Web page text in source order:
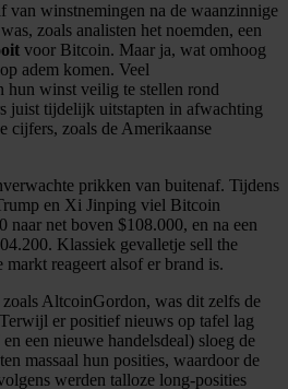
van winstnemingen na de waanzinnige
zoals analisten het noemden, een
voor Bitcoin. Maar ja, wat omhoog
adem komen. Veel
hun winst veilig te stellen rond
juist tijdelijk uitstapten in afwachting
cijfers, zoals de Amerikaanse
prikken van buitenaf. Tijdens
en Xi Jinping viel Bitcoin
naar net boven $108.000, en na een
Klassiek gevalletje sell the
reageert alsof er brand is.
AltcoinGordon, was dit zelfs de
er positief nieuws op tafel lag
een nieuwe handelsdeal) sloeg de
massaal hun posities, waardoor de
werden talloze long-posities